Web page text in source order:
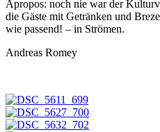
Apropos: noch nie war der
die Gäste mit Getränken und
wie passend! – in Strömen.
Andreas Romey